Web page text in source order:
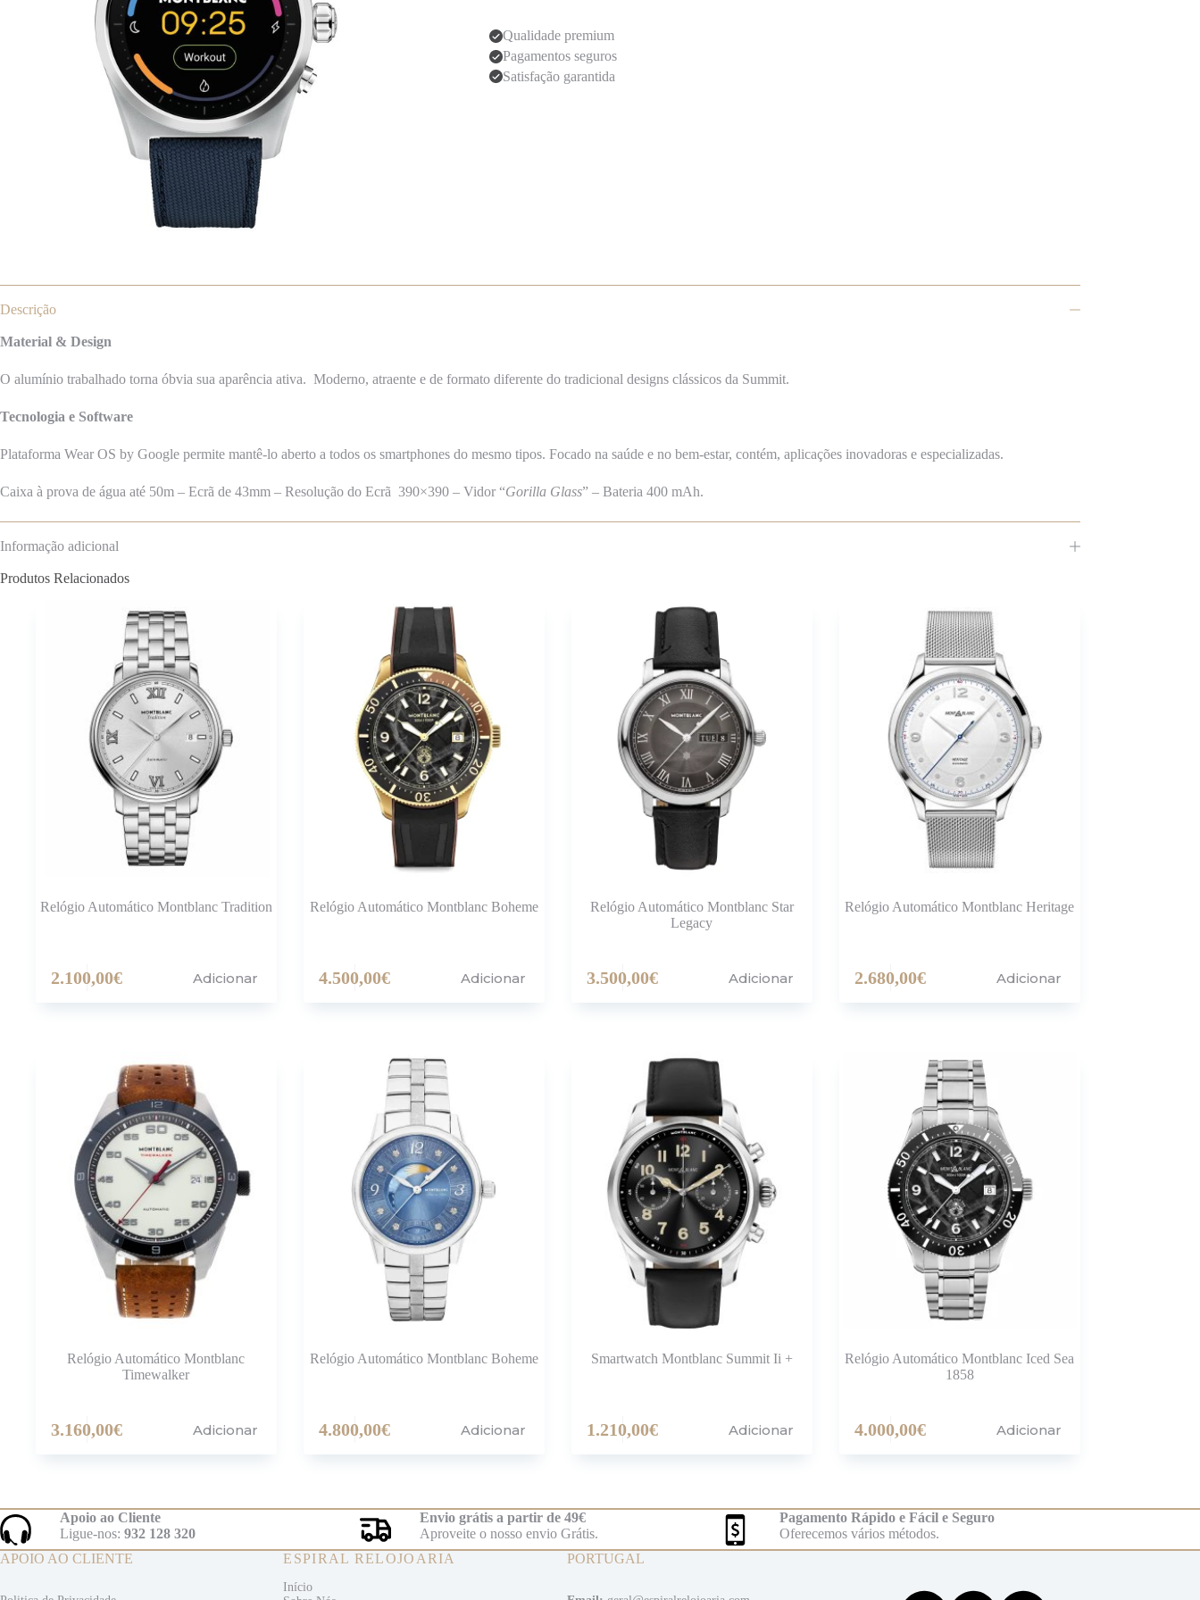
Qualidade premium
Pagamentos seguros
Satisfação garantida
Descrição
Material & Design
O alumínio trabalhado torna óbvia sua aparência ativa. Moderno, atraente e de formato diferente do tradicional designs clássicos da Summit.
Tecnologia e Software
Plataforma Wear OS by Google permite mantê-lo aberto a todos os smartphones do mesmo tipos. Focado na saúde e no bem-estar, contém, aplicações inovadoras e especializadas.
Caixa à prova de água até 50m – Ecrã de 43mm – Resolução do Ecrã 390×390 – Vidor “Gorilla Glass” – Bateria 400 mAh.
Informação adicional
Produtos Relacionados
Relógio Automático Montblanc Tradition
2.100,00€ Adicionar
Relógio Automático Montblanc Boheme
4.500,00€ Adicionar
Relógio Automático Montblanc Star
Legacy
3.500,00€ Adicionar
Relógio Automático Montblanc Heritage
2.680,00€ Adicionar
Relógio Automático Montblanc
Timewalker
3.160,00€ Adicionar
Relógio Automático Montblanc Boheme
4.800,00€ Adicionar
Smartwatch Montblanc Summit Ii +
1.210,00€ Adicionar
Relógio Automático Montblanc Iced Sea
1858
4.000,00€ Adicionar
Apoio ao Cliente
Ligue-nos: 932 128 320
Envio grátis a partir de 49€
Aproveite o nosso envio Grátis.
Pagamento Rápido e Fácil e Seguro
Oferecemos vários métodos.
APOIO AO CLIENTE
ESPIRAL RELOJOARIA
Início
PORTUGAL